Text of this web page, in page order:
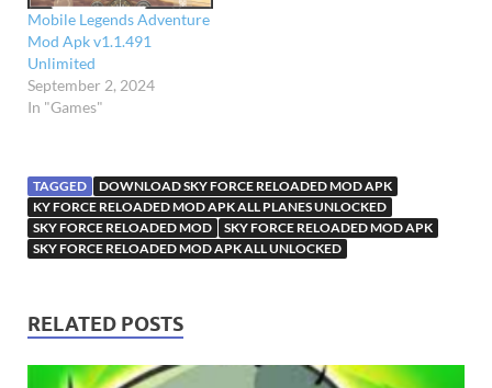
Mobile Legends Adventure
Mod Apk v1.1.491
Unlimited
September 2, 2024
In "Games"
TAGGED
DOWNLOAD SKY FORCE RELOADED MOD APK
KY FORCE RELOADED MOD APK ALL PLANES UNLOCKED
SKY FORCE RELOADED MOD
SKY FORCE RELOADED MOD APK
SKY FORCE RELOADED MOD APK ALL UNLOCKED
RELATED POSTS